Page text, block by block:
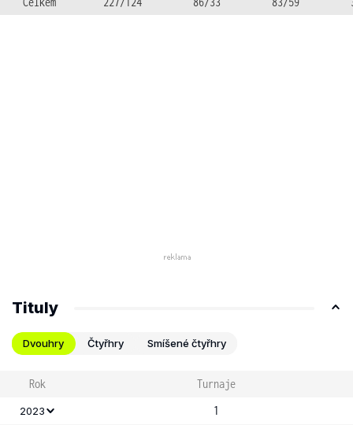
Tituly
Dvouhry Čtyřhry Smíšené čtyřhry
Rok Turnaje
2023 1